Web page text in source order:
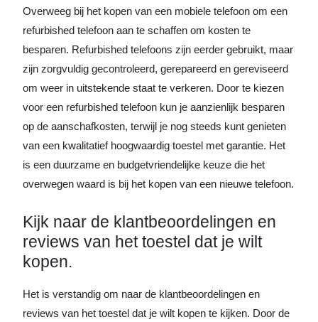
Overweeg bij het kopen van een mobiele telefoon om een
refurbished telefoon aan te schaffen om kosten te
besparen. Refurbished telefoons zijn eerder gebruikt, maar
zijn zorgvuldig gecontroleerd, gerepareerd en gereviseerd
om weer in uitstekende staat te verkeren. Door te kiezen
voor een refurbished telefoon kun je aanzienlijk besparen
op de aanschafkosten, terwijl je nog steeds kunt genieten
van een kwalitatief hoogwaardig toestel met garantie. Het
is een duurzame en budgetvriendelijke keuze die het
overwegen waard is bij het kopen van een nieuwe telefoon.
Kijk naar de klantbeoordelingen en
reviews van het toestel dat je wilt
kopen.
Het is verstandig om naar de klantbeoordelingen en
reviews van het toestel dat je wilt kopen te kijken. Door de